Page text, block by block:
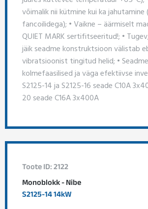
võimalik nii kütmine kui ka jahutamine
fancoilidega); • Vaikne – äärmiselt
QUIET MARK sertifitseeritud!; •
jäik seadme konstruktsioon välistab
vibratsioonist tingitud helid; •
kolmefaasilised ja väga efektiivse
S2125-14 ja S2125-16 seade C10A
20 seade C16A 3x400A
Toote ID: 2122
Monoblokk - Nibe
S2125-14 14kW